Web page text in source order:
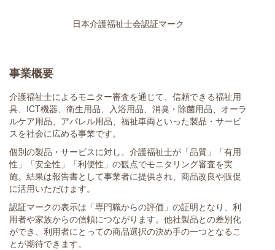
日本介護福祉士会認証マーク
事業概要
介護福祉士によるモニター審査を通じて、信頼できる福祉用
具、ICT機器、衛生用品、入浴用品、消臭・除菌用品、オーラ
ルケア用品、アパレル用品、福祉車両といった製品・サービ
スを社会に広める事業です。
個別の製品・サービスに対し、介護福祉士が「品質」「有用
性」「安全性」「利便性」の観点でモニタリング審査を実
施。結果は報告書として事業者に提供され、商品改良や販促
に活用いただけます。
認証マークの表示は「専門職からの評価」の証明となり、利
用者や家族からの信頼につながります。他社製品との差別化
ができ、利用者にとっての商品選択の決め手の一つとなるこ
とが期待できます。